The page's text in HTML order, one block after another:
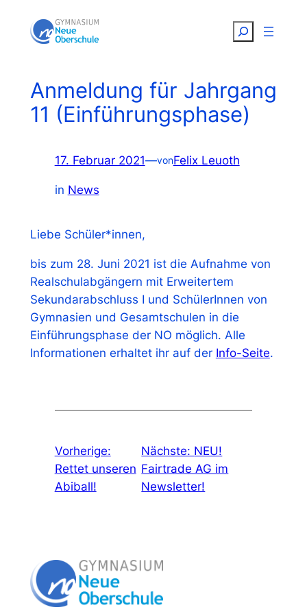
Inhalt
Suchen
Anmeldung für Jahrgang
11 (Einführungsphase)
17. Februar 2021—vonFelix Leuoth
in News
Liebe Schüler*innen,
bis zum 28. Juni 2021 ist die Aufnahme von
Realschulabgängern mit Erweitertem
Sekundarabschluss I und SchülerInnen von
Gymnasien und Gesamtschulen in die
Einführungsphase der NO möglich. Alle
Informationen erhaltet ihr auf der Info-Seite.
Vorherige:
Rettet unseren
Abiball!
Nächste: NEU!
Fairtrade AG im
Newsletter!